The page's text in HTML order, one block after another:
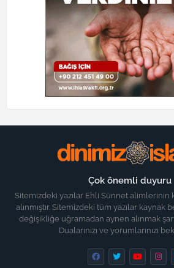
Çok önemli duyuru
Sitemizdeki yazılar Ehli Sünnet alimlerinin
alınmıştır. Sitemizdeki tüm yazılar
değişikliğe uğramadan aynen alınmak
Dualarınızı ve yorumlarınızı